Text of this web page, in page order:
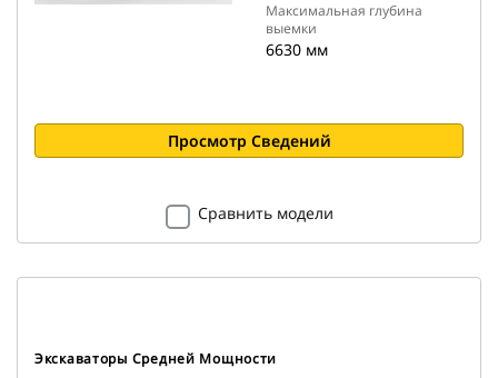
Максимальная глубина
выемки
6630 мм
Просмотр Сведений
Сравнить модели
Экскаваторы Средней Мощности